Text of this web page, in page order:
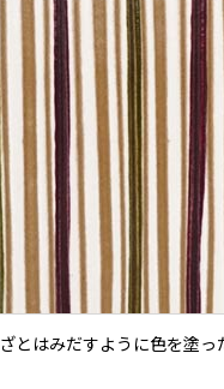
とはみだすように色を塗